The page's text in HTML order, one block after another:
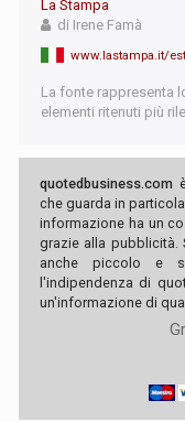
La Stampa
di Irene Famà
La fonte rappresenta
elementi ritenuti più
quotedbusiness.com
che guarda in
informazione ha un
grazie alla pubblicità.
anche piccolo e
l'indipendenza di
un'informazione di